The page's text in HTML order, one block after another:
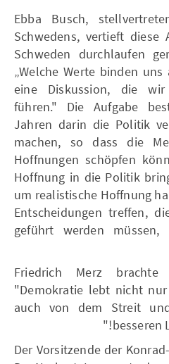
Ebba Busch,
Schwedens, vertieft diese
Schweden durchlaufen
„Welche Werte binden
eine Diskussion, die
führen." Die Aufgabe
Jahren darin die Politik
machen, so dass die
Hoffnungen schöpfen
Hoffnung in die Politik
um realistische Hoffnung
Entscheidungen treffen,
geführt werden müssen,
Friedrich Merz
"Demokratie lebt nicht
auch von dem Streit
besseren
Der Vorsitzende der